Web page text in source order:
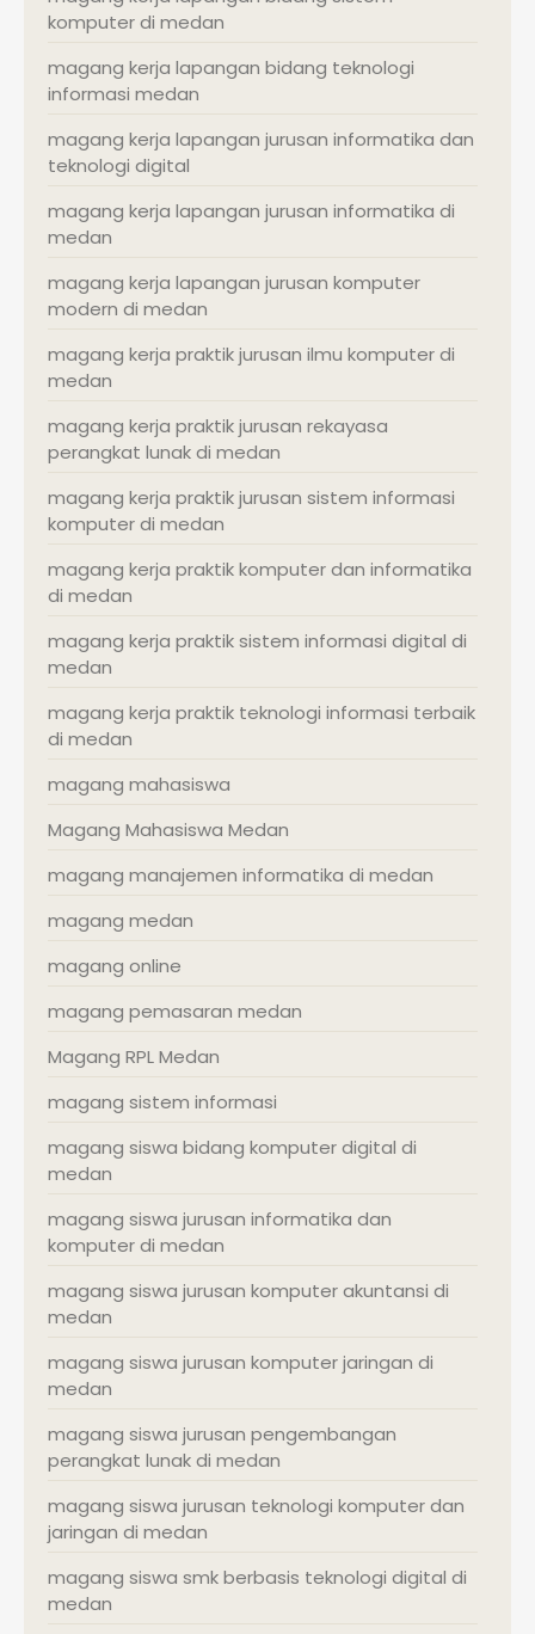
komputer di medan
magang kerja lapangan bidang teknologi
informasi medan
magang kerja lapangan jurusan informatika dan
teknologi digital
magang kerja lapangan jurusan informatika di
medan
magang kerja lapangan jurusan komputer
modern di medan
magang kerja praktik jurusan ilmu komputer di
medan
magang kerja praktik jurusan rekayasa
perangkat lunak di medan
magang kerja praktik jurusan sistem informasi
komputer di medan
magang kerja praktik komputer dan informatika
di medan
magang kerja praktik sistem informasi digital di
medan
magang kerja praktik teknologi informasi terbaik
di medan
magang mahasiswa
Magang Mahasiswa Medan
magang manajemen informatika di medan
magang medan
magang online
magang pemasaran medan
Magang RPL Medan
magang sistem informasi
magang siswa bidang komputer digital di
medan
magang siswa jurusan informatika dan
komputer di medan
magang siswa jurusan komputer akuntansi di
medan
magang siswa jurusan komputer jaringan di
medan
magang siswa jurusan pengembangan
perangkat lunak di medan
magang siswa jurusan teknologi komputer dan
jaringan di medan
magang siswa smk berbasis teknologi digital di
medan